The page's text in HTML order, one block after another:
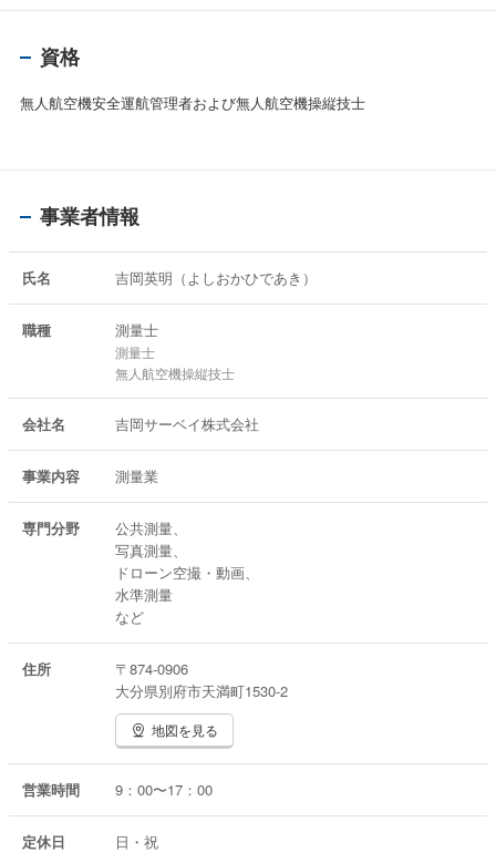
資格
無人航空機安全運航管理者および無人航空機操縦技士
事業者情報
氏名 吉岡英明（よしおかひであき）
職種 測量士
測量士
無人航空機操縦技士
会社名 吉岡サーベイ株式会社
事業内容 測量業
専門分野
公共測量、
写真測量、
ドローン空撮・動画、
水準測量
など
住所
〒874-0906
大分県別府市天満町1530-2
地図を見る
営業時間 9：00〜17：00
定休日 日・祝